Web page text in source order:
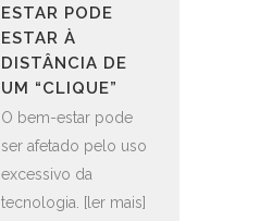
ESTAR PODE
ESTAR À
DISTÂNCIA DE
UM “CLIQUE”
O bem-estar pode
ser afetado pelo uso
excessivo da
tecnologia. [ler mais]